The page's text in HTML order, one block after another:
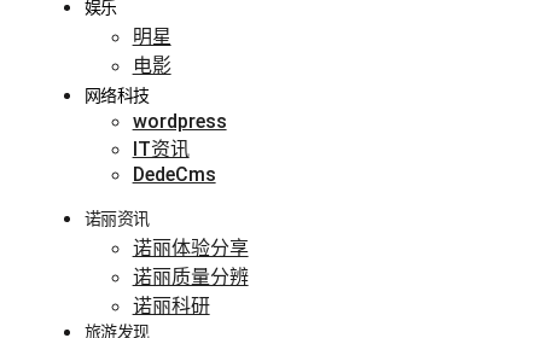
娱乐
明星
电影
网络科技
wordpress
IT资讯
DedeCms
诺丽资讯
诺丽体验分享
诺丽质量分辨
诺丽科研
旅游发现